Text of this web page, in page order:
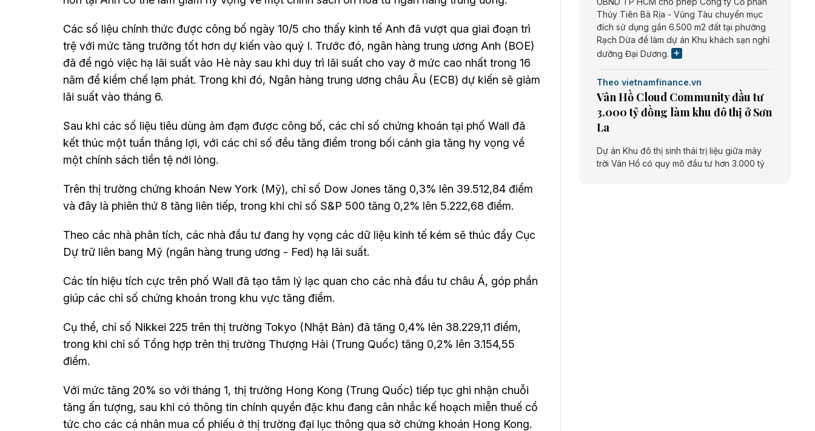
Các số liệu chính thức được công bố ngày 10/5 cho thấy kinh tế Anh đã vượt qua giai đoạn trì
trệ với mức tăng trưởng tốt hơn dự kiến vào quý I. Trước đó, ngân hàng trung ương Anh (BOE)
đã để ngỏ việc hạ lãi suất vào Hè này sau khi duy trì lãi suất cho vay ở mức cao nhất trong 16
năm để kiềm chế lạm phát. Trong khi đó, Ngân hàng trung ương châu Âu (ECB) dự kiến sẽ giảm
lãi suất vào tháng 6.
Sau khi các số liệu tiêu dùng ảm đạm được công bố, các chỉ số chứng khoán tại phố Wall đã
kết thúc một tuần thắng lợi, với các chỉ số đều tăng điểm trong bối cảnh gia tăng hy vọng về
một chính sách tiền tệ nới lỏng.
Trên thị trường chứng khoán New York (Mỹ), chỉ số Dow Jones tăng 0,3% lên 39.512,84 điểm
và đây là phiên thứ 8 tăng liên tiếp, trong khi chỉ số S&P 500 tăng 0,2% lên 5.222,68 điểm.
Theo các nhà phân tích, các nhà đầu tư đang hy vọng các dữ liệu kinh tế kém sẽ thúc đẩy Cục
Dự trữ liên bang Mỹ (ngân hàng trung ương - Fed) hạ lãi suất.
Các tín hiệu tích cực trên phố Wall đã tạo tâm lý lạc quan cho các nhà đầu tư châu Á, góp phần
giúp các chỉ số chứng khoán trong khu vực tăng điểm.
Cụ thể, chỉ số Nikkei 225 trên thị trường Tokyo (Nhật Bản) đã tăng 0,4% lên 38.229,11 điểm,
trong khi chỉ số Tổng hợp trên thị trường Thượng Hải (Trung Quốc) tăng 0,2% lên 3.154,55
điểm.
Với mức tăng 20% so với tháng 1, thị trường Hong Kong (Trung Quốc) tiếp tục ghi nhận chuỗi
tăng ấn tượng, sau khi có thông tin chính quyền đặc khu đang cân nhắc kế hoạch miễn thuế cổ
tức cho các cá nhân mua cổ phiếu ở thị trường đại lục thông qua sở chứng khoán Hong Kong.
Thủy Tiên Bà Rịa - Vũng Tàu chuyển mục
đích sử dụng gần 6.500 m2 đất tại phường
Rạch Dừa để làm dự án Khu khách sạn nghỉ
dưỡng Đại Dương.
Theo vietnamfinance.vn
Vân Hồ Cloud Community đầu tư
3.000 tỷ đồng làm khu đô thị ở Sơn
La
Dự án Khu đô thị sinh thái trị liệu giữa mây
trời Vân Hồ có quy mô đầu tư hơn 3.000 tỷ